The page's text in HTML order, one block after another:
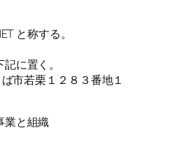
と称する。
に置く。
市若栗１２８３番地１
と組織